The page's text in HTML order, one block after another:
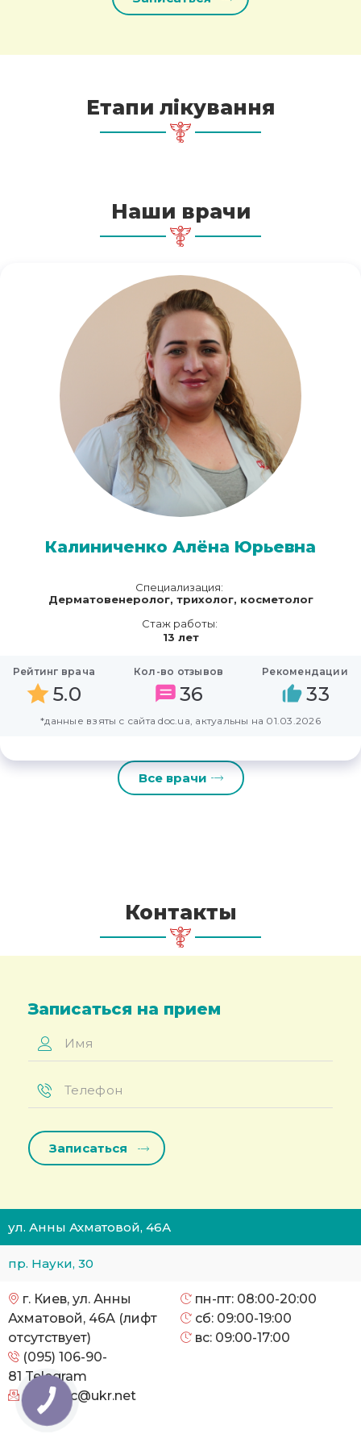
Етапи лікування
Наши врачи
Калиниченко Алёна Юрьевна
Специализация:
Дерматовенеролог, трихолог, косметолог
Стаж работы:
13 лет
Рейтинг врача
5.0
Кол-во отзывов
36
Рекомендации
33
*данные взяты с сайта doc.ua, актуальны на 01.03.2026
Все врачи
Контакты
Записаться на прием
Имя
Телефон
ул. Анны Ахматовой, 46А
г. Киев, ул. Анны
Ахматовой, 46А (лифт
отсутствует)
(095) 106-90-
81 Telegram
cityclinic@ukr.net
пн-пт: 08:00-20:00
сб: 09:00-19:00
вс: 09:00-17:00
пр. Науки, 30